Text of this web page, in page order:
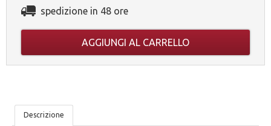
spedizione in 48 ore
AGGIUNGI AL CARRELLO
LE Descrizione